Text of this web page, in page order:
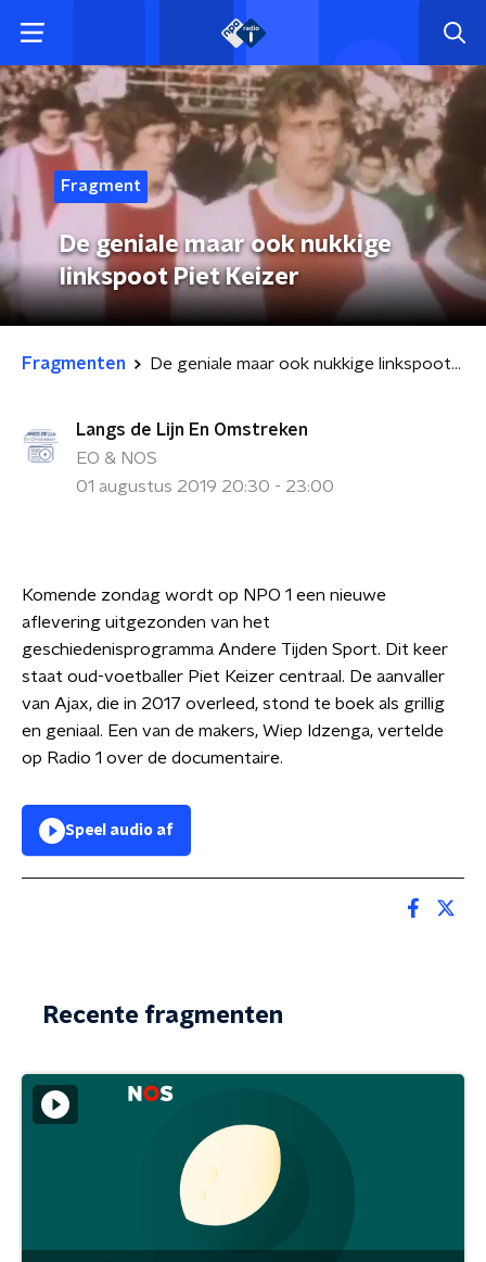
Fragment
De geniale maar ook nukkige
linkspoot Piet Keizer
Fragmenten De geniale maar ook nukkige linkspoot Piet Keizer
Langs de Lijn En Omstreken
EO & NOS
01 augustus 2019 20:30 - 23:00
Komende zondag wordt op NPO 1 een nieuwe
aflevering uitgezonden van het
geschiedenisprogramma Andere Tijden Sport. Dit keer
staat oud-voetballer Piet Keizer centraal. De aanvaller
van Ajax, die in 2017 overleed, stond te boek als grillig
en geniaal. Een van de makers, Wiep Idzenga, vertelde
op Radio 1 over de documentaire.
Speel audio af
Recente fragmenten